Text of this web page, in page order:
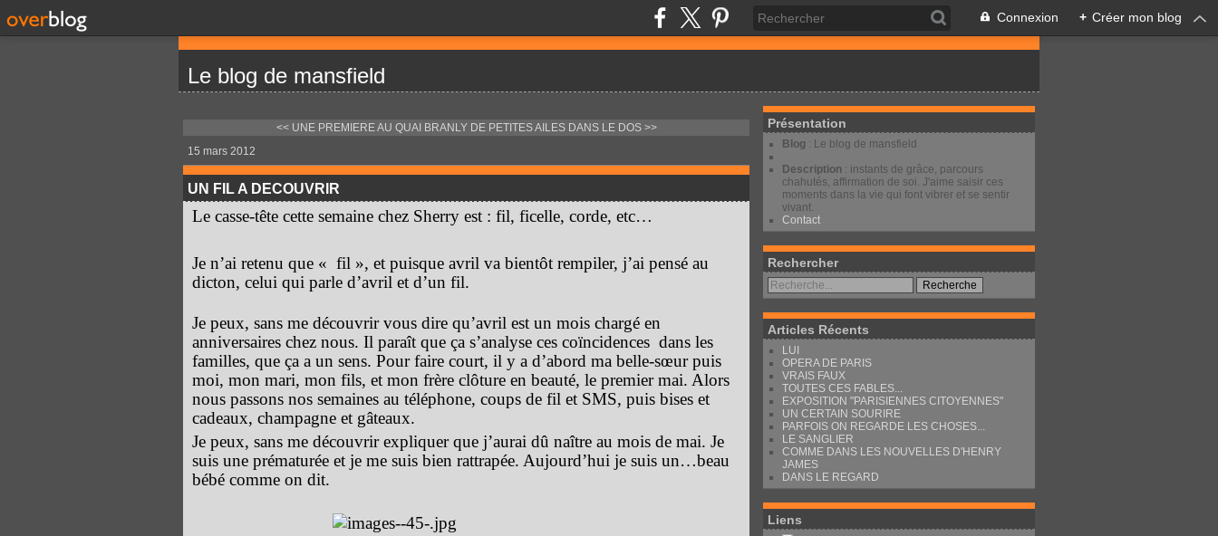
Connexion + Créer mon blog
Le blog de mansfield
<< UNE PREMIERE AU QUAI BRANLY DE PETITES AILES DANS LE DOS >>
15 mars 2012
UN FIL A DECOUVRIR
Le casse-tête cette semaine chez Sherry est : fil, ficelle, corde, etc…
Je n’ai retenu que « fil », et puisque avril va bientôt rempiler, j’ai pensé au
dicton, celui qui parle d’avril et d’un fil.
Je peux, sans me découvrir vous dire qu’avril est un mois chargé en
anniversaires chez nous. Il paraît que ça s’analyse ces coïncidences dans les
familles, que ça a un sens. Pour faire court, il y a d’abord ma belle-sœur puis
moi, mon mari, mon fils, et mon frère clôture en beauté, le premier mai. Alors
nous passons nos semaines au téléphone, coups de fil et SMS, puis bises et
cadeaux, champagne et gâteaux.
Je peux, sans me découvrir expliquer que j’aurai dû naître au mois de mai. Je
suis une prématurée et je me suis bien rattrapée. Aujourd’hui je suis un…beau
bébé comme on dit.
Présentation
Blog : Le blog de mansfield
Description : instants de grâce, parcours
chahutés, affirmation de soi. J'aime saisir ces
moments dans la vie qui font vibrer et se sentir
vivant.
Contact
Rechercher
Articles Récents
LUI
OPERA DE PARIS
VRAIS FAUX
TOUTES CES FABLES...
EXPOSITION "PARISIENNES CITOYENNES"
UN CERTAIN SOURIRE
PARFOIS ON REGARDE LES CHOSES...
LE SANGLIER
COMME DANS LES NOUVELLES D'HENRY
JAMES
DANS LE REGARD
Liens